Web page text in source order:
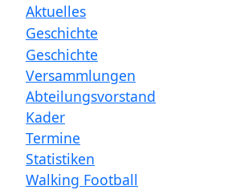
Aktuelles
Geschichte
Geschichte
Versammlungen
Abteilungsvorstand
Kader
Termine
Statistiken
Walking Football